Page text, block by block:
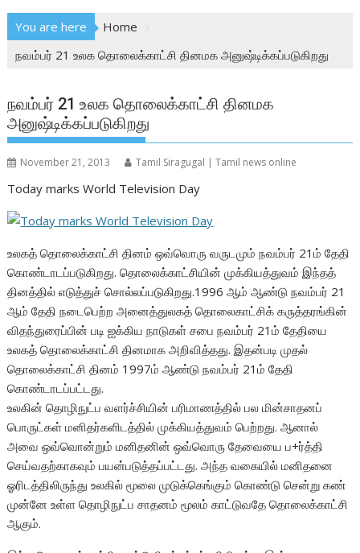
You are here
Home
நவம்பர் 21 உலக தொலைக்காட்சி தினமக அனுஷ்டிக்கப்படுகிறது
நவம்பர் 21 உலக தொலைக்காட்சி தினமக
அனுஷ்டிக்கப்படுகிறது
November 21, 2013 Tamil Siragugal | Tamil news online
Today marks World Television Day
உலகத் தொலைக்காட்சி தினம் ஒவ்வொரு வருடமும் நவம்பர் 21ம் தேதி
கொண்டாடப்படுகிறது. தொலைக்காட்சியின் முக்கியத்துவம் இந்தத்
தினத்தில் எடுத்துச் சொல்லப்படுகிறது.1996 ஆம் ஆண்டு நவம்பர் 21
ஆம் தேதி நடைபெற்ற அனைத்துலகத் தொலைகாட்சிக் கருத்தரங்கின்
விதந்துரைப்பின் படி ஐக்கிய நாடுகள் சபை நவம்பர் 21ம் தேதியை
உலகத் தொலைக்காட்சி தினமாக அறிவித்தது. இதன்படி முதல்
தொலைக்காட்சி தினம் 1997ம் ஆண்டு நவம்பர் 21ம் தேதி
கொண்டாடப்பட்டது.
உலகின் தொழிநுட்ப வளர்ச்சியின் பரிமாணத்தில் பல மின்சாதனப்
பொருட்கள் மனிதர்களிடத்தில் முக்கியத்துவம் பெற்றது. ஆனால்
அவை ஒவ்வொன்றும் மனிதனின் ஒவ்வொரு தேவையை ப+ர்த்தி
செய்வதற்காகவும் பயன்படுத்தப்பட்டது. அந்த வகையில் மனிதனை
ஓரிடத்திலிருந்து உலகில் மூலை முடுக்கெங்கும் கொண்டு சென்று கண்
முன்னே உள்ள தொழிநுட்ப சாதனம் மூலம் காட்டுவதே தொலைக்காட்சி
ஆகும்.